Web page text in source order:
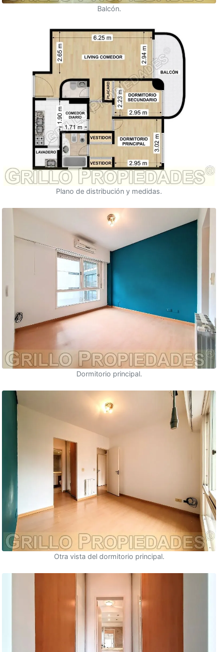
Balcón.
Plano de distribución y medidas.
Dormitorio principal.
Otra vista del dormitorio principal.